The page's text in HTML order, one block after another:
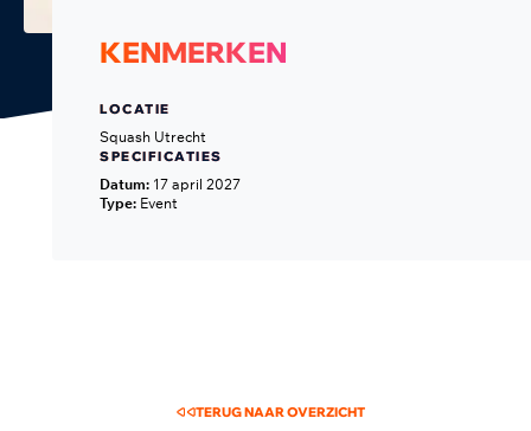
KENMERKEN
LOCATIE
Squash Utrecht
SPECIFICATIES
Datum: 17 april 2027
Type: Event
TERUG NAAR OVERZICHT